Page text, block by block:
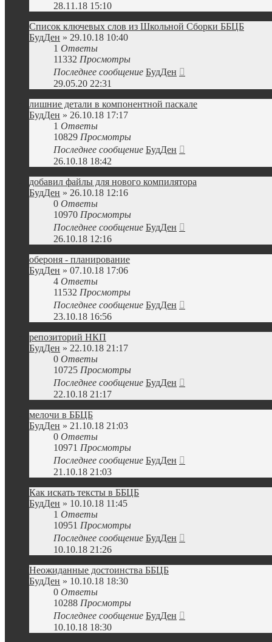
28.11.18 15:10
Список ключевых слов из Школьной Сборки ББЦБ
БудДен » 29.10.18 10:40
1 Ответы
11332 Просмотры
Последнее сообщение БудДен
29.05.20 22:31
лишние детали в компонентной паскале
БудДен » 26.10.18 17:17
1 Ответы
10829 Просмотры
Последнее сообщение БудДен
26.10.18 18:42
добавил файлы для нового компилятора
БудДен » 26.10.18 12:16
0 Ответы
10970 Просмотры
Последнее сообщение БудДен
26.10.18 12:16
обероня - планирование
БудДен » 07.10.18 17:06
4 Ответы
11532 Просмотры
Последнее сообщение БудДен
23.10.18 16:56
репозиторий НКП
БудДен » 22.10.18 21:17
0 Ответы
10725 Просмотры
Последнее сообщение БудДен
22.10.18 21:17
мелочи в ББЦБ
БудДен » 21.10.18 21:03
0 Ответы
10971 Просмотры
Последнее сообщение БудДен
21.10.18 21:03
Как искать тексты в ББЦБ
БудДен » 10.10.18 11:45
1 Ответы
10951 Просмотры
Последнее сообщение БудДен
10.10.18 21:26
Неожиданные достоинства ББЦБ
БудДен » 10.10.18 18:30
0 Ответы
10288 Просмотры
Последнее сообщение БудДен
10.10.18 18:30